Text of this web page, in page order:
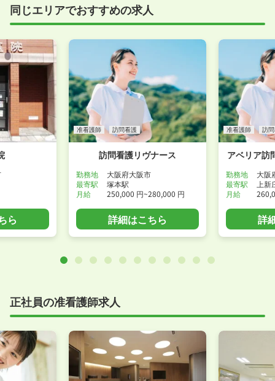
事前に確認することは可能ですので、お気軽にお申し
付けください！
同じエリアでおすすめの求人
ら
准看護師 訪問看護
訪問看護リヴナース
勤務地
大阪府大阪市
最寄駅
塚本駅
月給
250,000 円~280,000 円
詳細はこちら
准看護師 訪
アベリア訪
勤務地
大阪
最寄駅
上新
月給
詳
正社員の准看護師求人